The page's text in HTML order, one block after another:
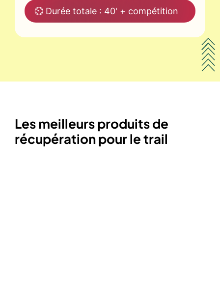
⏲ Durée totale : 40' + compétition
Les meilleurs produits de
récupération pour le trail